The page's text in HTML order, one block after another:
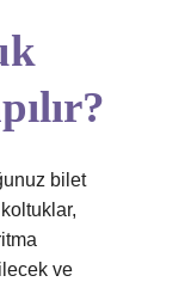
bilet
ve